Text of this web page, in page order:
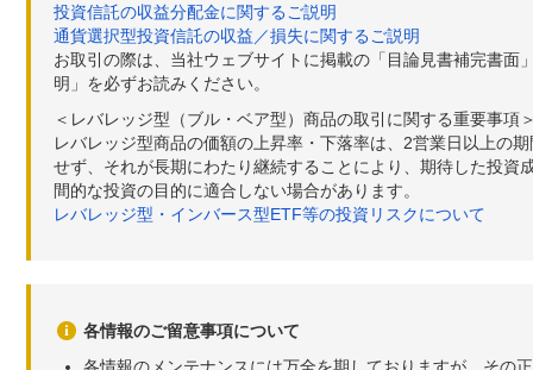
投資信託の収益分配金に関するご説明
通貨選択型投資信託の収益／損失に関するご説明
お取引の際は、当社ウェブサイトに掲載の「目論見書補完書
明」を必ずお読みください。
＜レバレッジ型（ブル・ベア型）商品の取引に関する重要事項
レバレッジ型商品の価額の上昇率・下落率は、2営業日以上の
せず、それが長期にわたり継続することにより、期待した投
間的な投資の目的に適合しない場合があります。
レバレッジ型・インバース型ETF等の投資リスクについて
各情報のご留意事項について